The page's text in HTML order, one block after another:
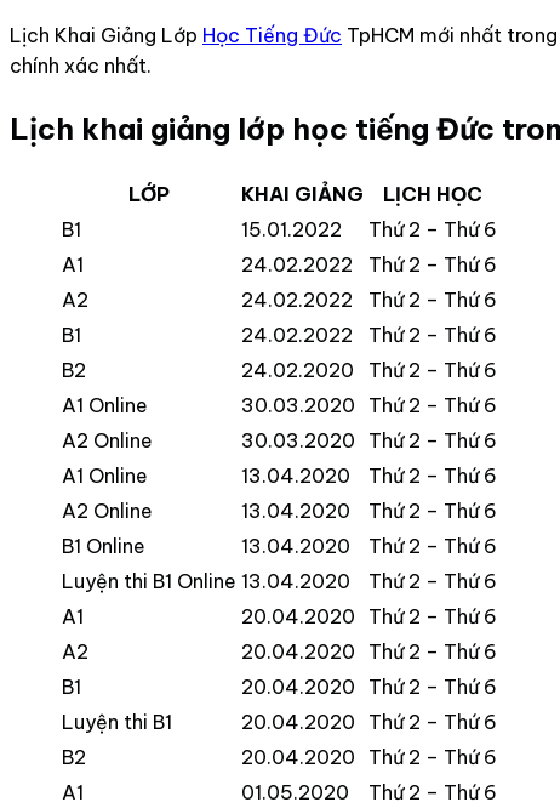
Lịch Khai Giảng Lớp Học Tiếng Đức TpHCM mới nhất
chính xác nhất.
Lịch khai giảng lớp học tiếng Đức
LỚP KHAI GIẢNG
LỊCH HỌC
B1
15.01.2022
Thứ 2 – Thứ 6
A1
24.02.2022
Thứ 2 – Thứ 6
A2
24.02.2022
Thứ 2 – Thứ 6
B1
24.02.2022
Thứ 2 – Thứ 6
B2
24.02.2020
Thứ 2 – Thứ 6
A1 Online
30.03.2020
Thứ 2 – Thứ 6
A2 Online
30.03.2020
Thứ 2 – Thứ 6
A1 Online
13.04.2020
Thứ 2 – Thứ 6
A2 Online
13.04.2020
Thứ 2 – Thứ 6
B1 Online
13.04.2020
Thứ 2 – Thứ 6
Luyện thi B1 Online 13.04.2020
Thứ 2 – Thứ 6
A1
20.04.2020
Thứ 2 – Thứ 6
A2
20.04.2020
Thứ 2 – Thứ 6
B1
20.04.2020
Thứ 2 – Thứ 6
Luyện thi B1
20.04.2020
Thứ 2 – Thứ 6
B2
20.04.2020
Thứ 2 – Thứ 6
A1
01.05.2020
Thứ 2 – Thứ 6